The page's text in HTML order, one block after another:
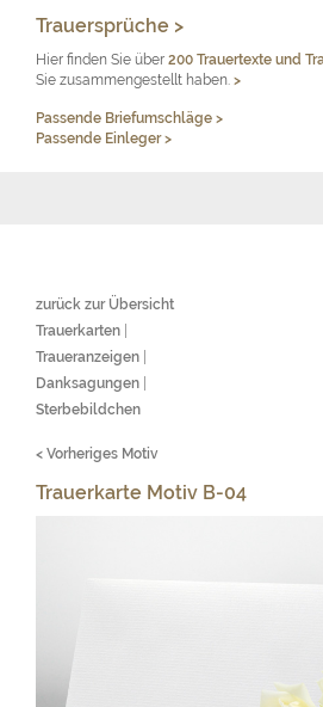
Trauersprüche >
Hier finden Sie über 200 Trauertexte und
Sie zusammengestellt haben. >
Passende Briefumschläge >
Passende Einleger >
zurück zur Übersicht
Trauerkarten
Traueranzeigen
Danksagungen
Sterbebildchen
< Vorheriges Motiv
Trauerkarte Motiv B-04